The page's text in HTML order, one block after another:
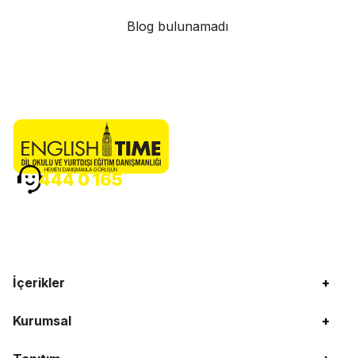
Blog bulunamadı
İçerikler +
Kurumsal +
HEMEN DANIŞMANLA GÖRÜŞÜN
444 0 165